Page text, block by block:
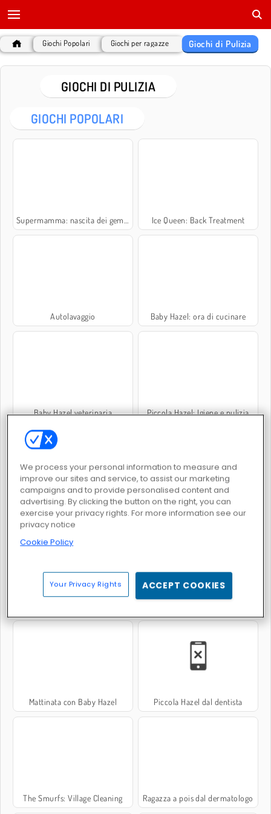
Giochi Popolari Giochi per ragazze Giochi di Pulizia
GIOCHI DI PULIZIA
GIOCHI POPOLARI
Supermamma: nascita dei gemelli Ice Queen: Back Treatment
Autolavaggio Baby Hazel: ora di cucinare
Baby Hazel veterinaria Piccola Hazel: Igiene e pulizia
Divertimento con la piccola Hazel Ice Queen: Home Recovery
Mattinata con Baby Hazel Piccola Hazel dal dentista
The Smurfs: Village Cleaning Ragazza a pois dal dermatologo
We process your personal information to measure and
improve our sites and service, to assist our marketing
campaigns and to provide personalised content and
advertising. By clicking the button on the right, you can
exercise your privacy rights. For more information see our
privacy notice
Cookie Policy
Your Privacy Rights ACCEPT COOKIES